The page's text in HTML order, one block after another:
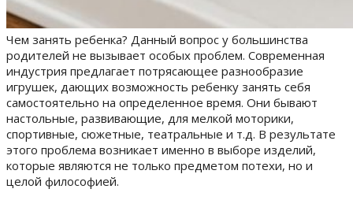
Чем занять ребенка? Данный вопрос у большинства
родителей не вызывает особых проблем. Современная
индустрия предлагает потрясающее разнообразие
игрушек, дающих возможность ребенку занять себя
самостоятельно на определенное время. Они бывают
настольные, развивающие, для мелкой моторики,
спортивные, сюжетные, театральные и т.д. В результате
этого проблема возникает именно в выборе изделий,
которые являются не только предметом потехи, но и
целой философией.